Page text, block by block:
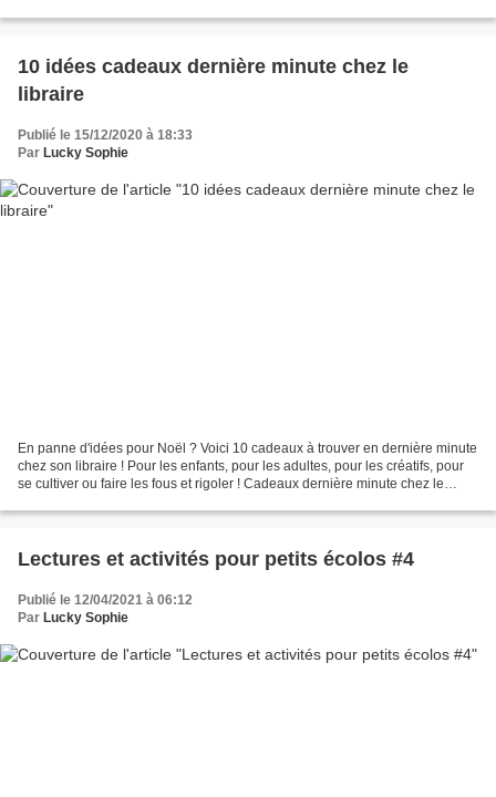
10 idées cadeaux dernière minute chez le
libraire
Publié le 15/12/2020 à 18:33
Par Lucky Sophie
En panne d'idées pour Noël ? Voici 10 cadeaux à trouver en dernière minute
chez son libraire ! Pour les enfants, pour les adultes, pour les créatifs, pour
se cultiver ou faire les fous et rigoler ! Cadeaux dernière minute chez le
Lectures et activités pour petits écolos #4
Publié le 12/04/2021 à 06:12
Par Lucky Sophie